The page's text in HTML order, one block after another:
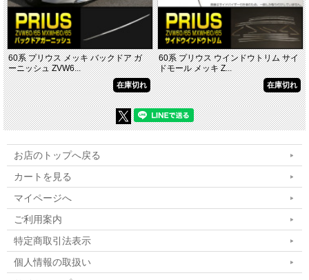
60系 プリウス メッキ バックドア ガ
ーニッシュ ZVW6...
在庫切れ
60系 プリウス ウインドウトリム サイ
ドモール メッキ Z...
在庫切れ
お店のトップへ戻る
カートを見る
マイページへ
ご利用案内
特定商取引法表示
個人情報の取扱い